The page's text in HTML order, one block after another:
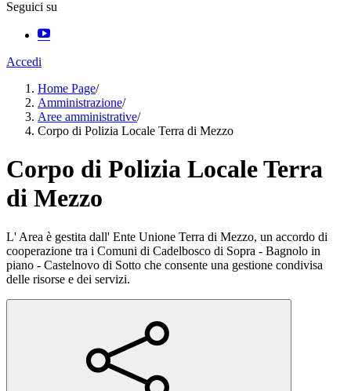
Seguici su
Accedi
Home Page/
Amministrazione/
Aree amministrative/
Corpo di Polizia Locale Terra di Mezzo
Corpo di Polizia Locale Terra
di Mezzo
L' Area è gestita dall' Ente Unione Terra di Mezzo, un accordo di
cooperazione tra i Comuni di Cadelbosco di Sopra - Bagnolo in
piano - Castelnovo di Sotto che consente una gestione condivisa
delle risorse e dei servizi.